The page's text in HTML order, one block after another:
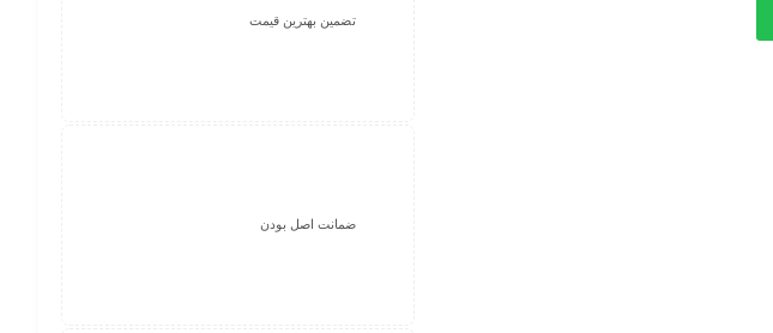
تضمین بهترین قیمت
ضمانت اصل بودن